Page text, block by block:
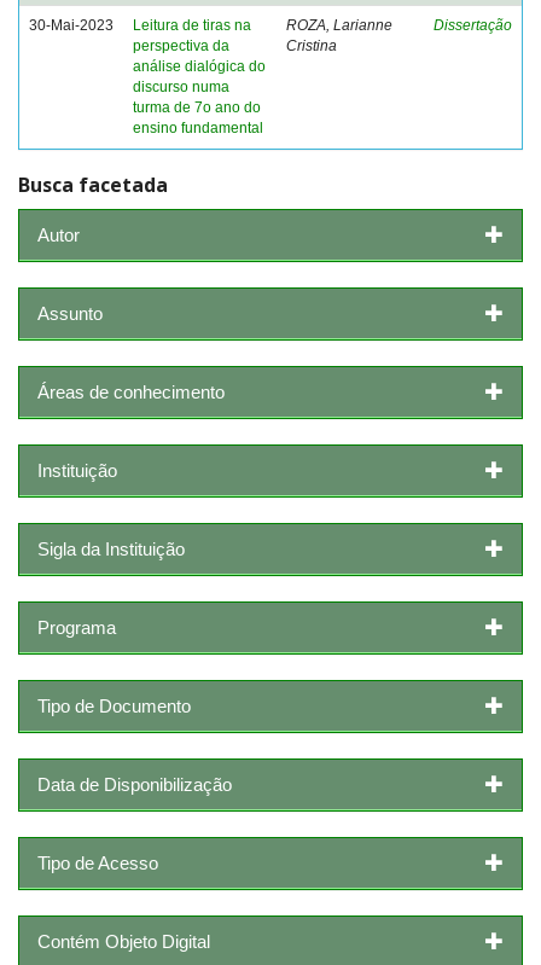
30-Mai-2023
Leitura de tiras na
perspectiva da
análise dialógica do
discurso numa
turma de 7o ano do
ensino fundamental
ROZA, Larianne
Cristina
Dissertação
Busca facetada
Autor
Assunto
Áreas de conhecimento
Instituição
Sigla da Instituição
Programa
Tipo de Documento
Data de Disponibilização
Tipo de Acesso
Contém Objeto Digital